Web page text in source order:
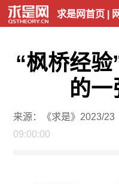
求是网首页|
“枫桥经验
的
来源：《求是》2023/23
09:00:00